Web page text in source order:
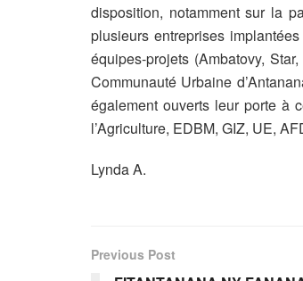
disposition, notamment sur la
plusieurs entreprises
équipes-projets (Ambatovy,
Communauté Urbaine
également ouverts leur porte à
l’Agriculture, EDBM, GIZ, UE,
Lynda A.
Previous Post